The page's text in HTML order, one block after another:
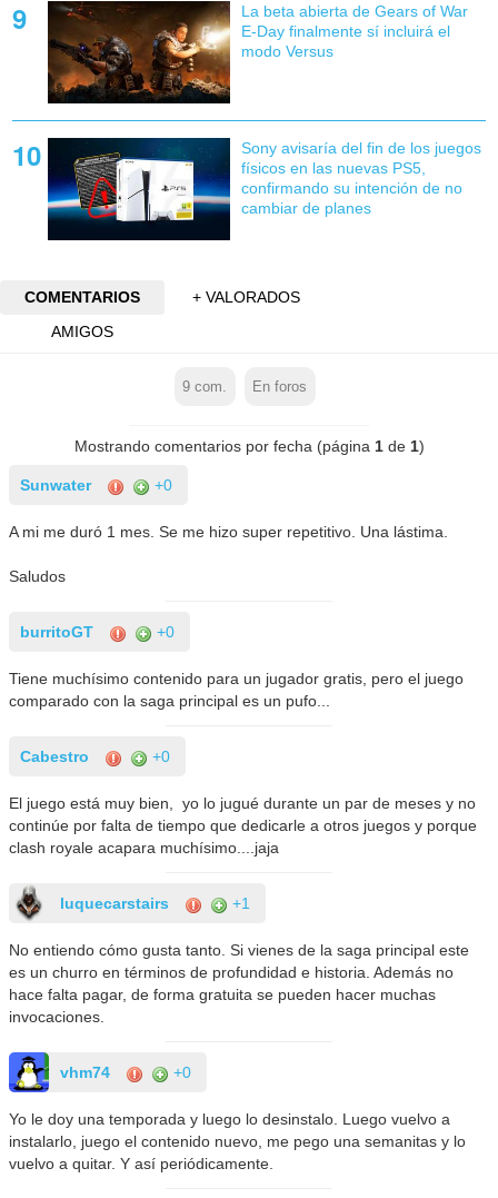
La beta abierta de Gears of War
E-Day finalmente sí incluirá el
modo Versus
Sony avisaría del fin de los juegos
físicos en las nuevas PS5,
confirmando su intención de no
cambiar de planes
COMENTARIOS
+ VALORADOS
AMIGOS
9 com. En foros
Mostrando comentarios por fecha (página 1de 1)
Sunwater +0
A mi me duró 1 mes. Se me hizo super repetitivo. Una lástima.
Saludos
burritoGT +0
Tiene muchísimo contenido para un jugador gratis, pero el juego
comparado con la saga principal es un pufo...
Cabestro +0
El juego está muy bien, yo lo jugué durante un par de meses y no
continúe por falta de tiempo que dedicarle a otros juegos y porque
clash royale acapara muchísimo....jaja
luquecarstairs +1
No entiendo cómo gusta tanto. Si vienes de la saga principal este
es un churro en términos de profundidad e historia. Además no
hace falta pagar, de forma gratuita se pueden hacer muchas
invocaciones.
vhm74 +0
Yo le doy una temporada y luego lo desinstalo. Luego vuelvo a
instalarlo, juego el contenido nuevo, me pego una semanitas y lo
vuelvo a quitar. Y así periódicamente.